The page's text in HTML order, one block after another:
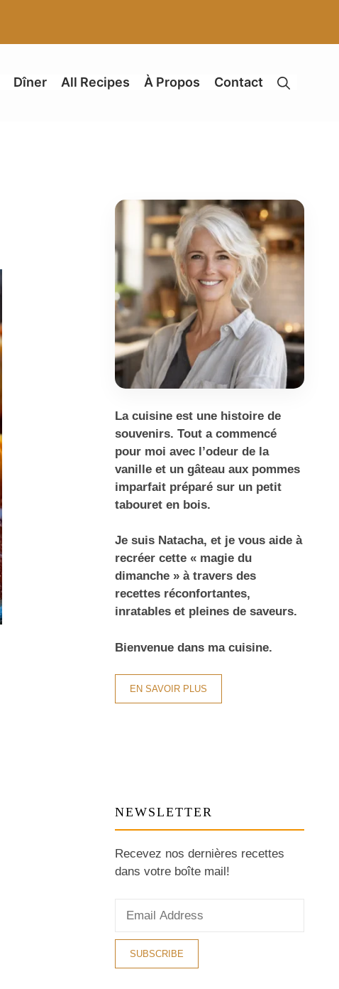
Dîner All Recipes À Propos Contact
La cuisine est une histoire de
souvenirs. Tout a commencé
pour moi avec l’odeur de la
vanille et un gâteau aux pommes
imparfait préparé sur un petit
tabouret en bois.
Je suis Natacha, et je vous aide à
recréer cette « magie du
dimanche » à travers des
recettes réconfortantes,
inratables et pleines de saveurs.
Bienvenue dans ma cuisine.
EN SAVOIR PLUS
NEWSLETTER
Recevez nos dernières recettes
dans votre boîte mail!